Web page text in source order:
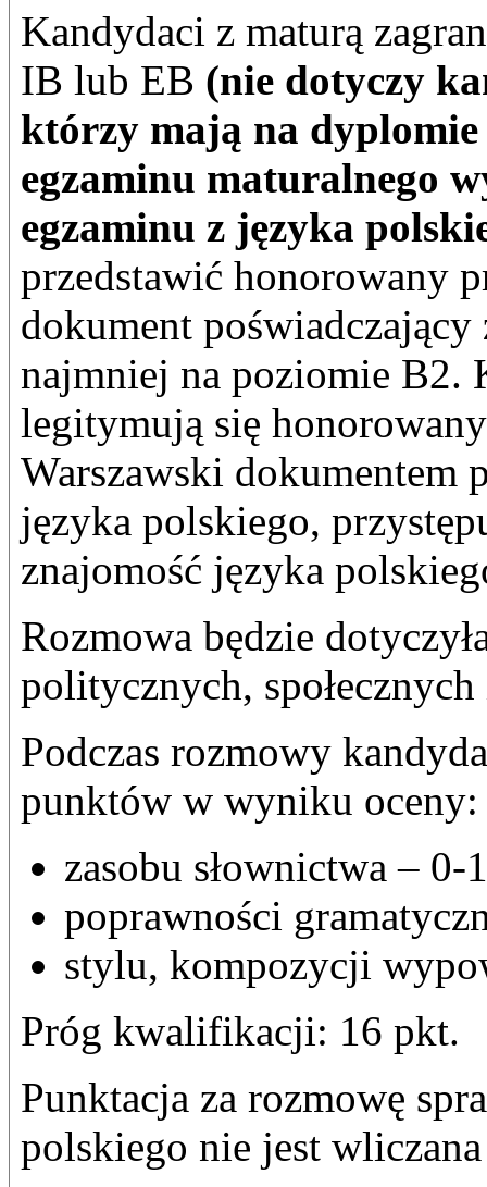
Kandydaci z maturą
IB lub EB (nie dotyczy
którzy mają na
egzaminu maturalnego
egzaminu z języka
przedstawić honorowany
dokument
najmniej na poziomie B2.
legitymują się
Warszawski dokumentem
języka polskiego,
znajomość języka
Rozmowa będzie
politycznych,
Podczas rozmowy
punktów w wyniku oceny:
zasobu słownictwa – 0-
poprawności
stylu, kompozycji
Próg kwalifikacji: 16 pkt.
Punktacja za rozmowę
polskiego nie jest